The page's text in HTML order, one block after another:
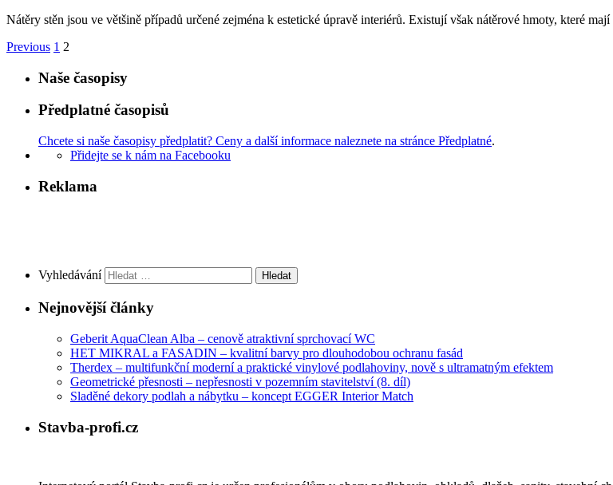
Nátěry stěn jsou ve většině případů určené zejména k estetické úpravě interiérů. Existují však nátěrové hmoty, které
Previous 1 2
Naše časopisy
Předplatné časopisů
Chcete si naše časopisy předplatit? Ceny a další informace naleznete na stránce Předplatné.
Přidejte se k nám na Facebooku
Reklama
Vyhledávání
Nejnovější články
Geberit AquaClean Alba – cenově atraktivní sprchovací WC
HET MIKRAL a FASADIN – kvalitní barvy pro dlouhodobou ochranu fasád
Therdex – multifunkční moderní a praktické vinylové podlahoviny, nově s ultramatným efektem
Geometrické přesnosti – nepřesnosti v pozemním stavitelství (8. díl)
Sladěné dekory podlah a nábytku – koncept EGGER Interior Match
Stavba-profi.cz